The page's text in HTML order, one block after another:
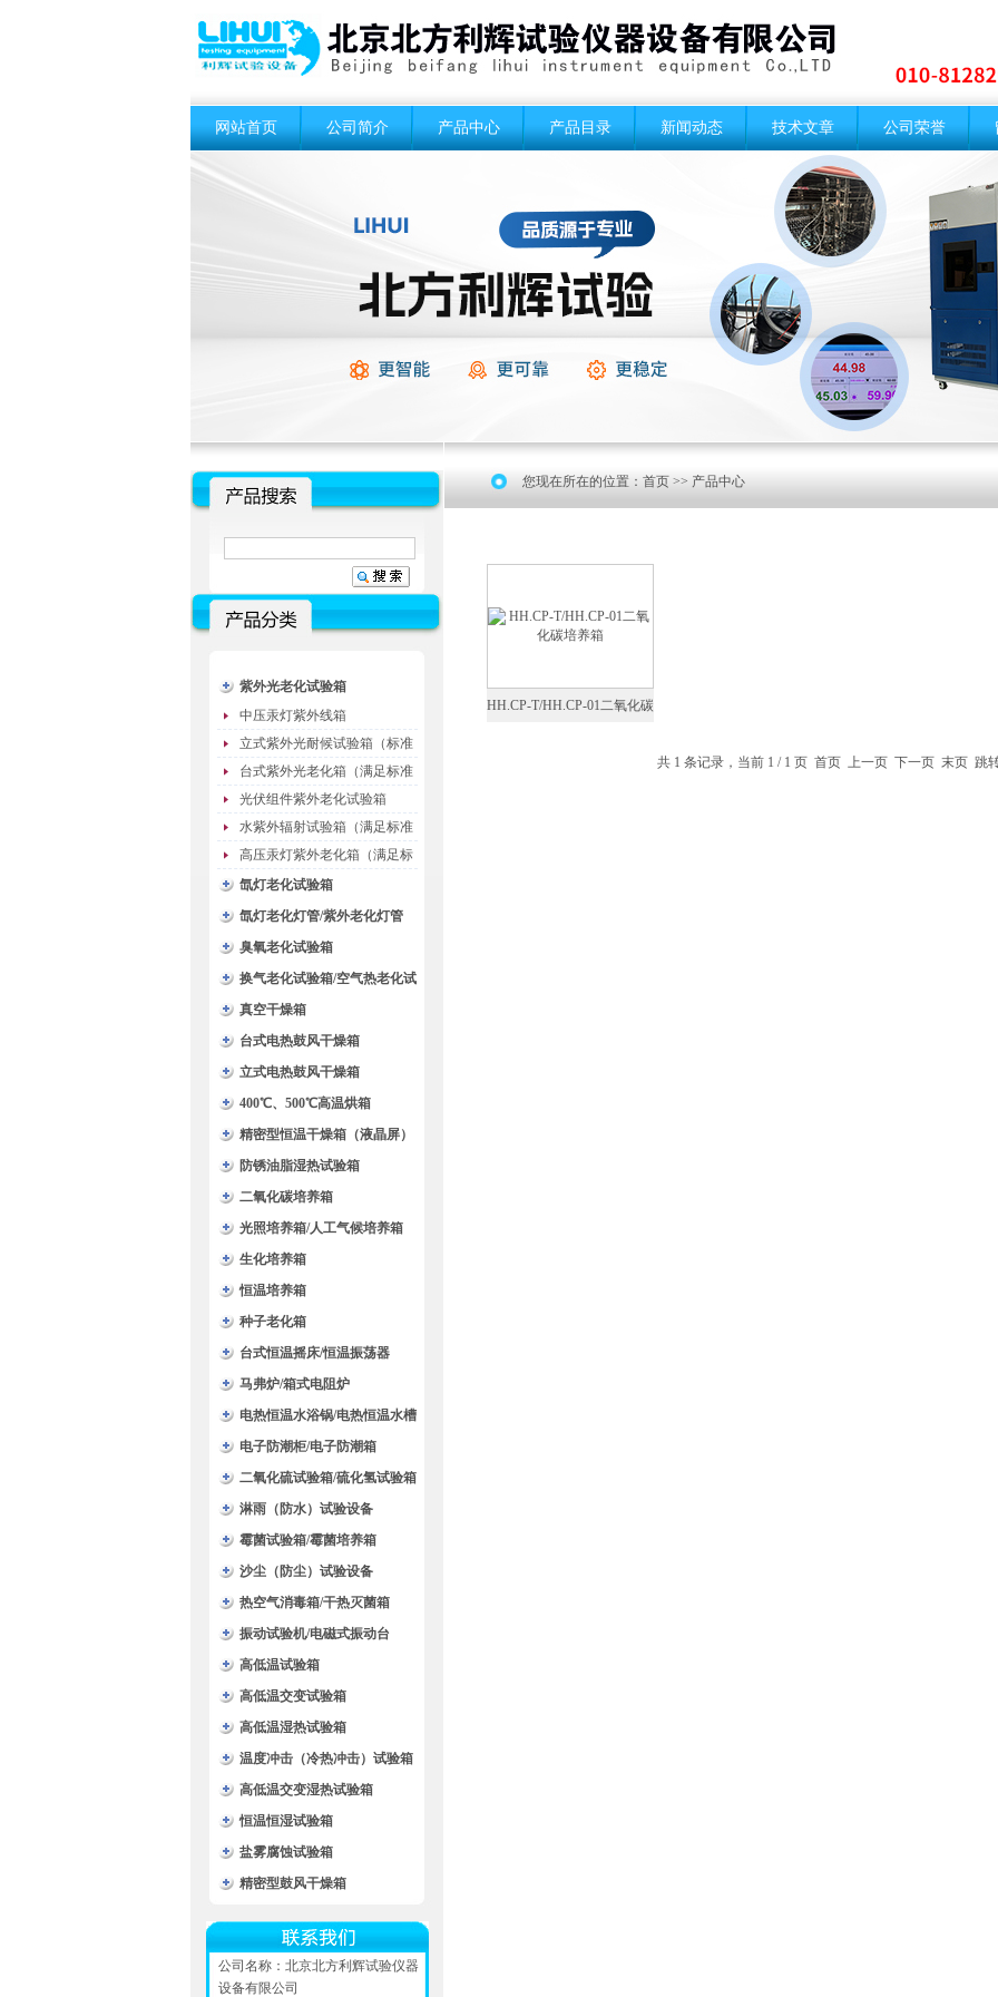
网站首页 公司简介 产品中心 产品目录 新闻动态 技术文章 公司荣誉
紫外光老化试验箱
中压汞灯紫外线箱
立式紫外光耐候试验箱（标准
型）
台式紫外光老化箱（满足标准
GB/T16776）
光伏组件紫外老化试验箱
水紫外辐射试验箱（满足标准
JC485-1992）
高压汞灯紫外老化箱（满足标
准GB/T16777）
氙灯老化试验箱
氙灯老化灯管/紫外老化灯管
（耗材）
臭氧老化试验箱
换气老化试验箱/空气热老化试
验箱
真空干燥箱
台式电热鼓风干燥箱
立式电热鼓风干燥箱
400℃、500℃高温烘箱
精密型恒温干燥箱（液晶屏）
防锈油脂湿热试验箱
二氧化碳培养箱
光照培养箱/人工气候培养箱
生化培养箱
恒温培养箱
种子老化箱
台式恒温摇床/恒温振荡器
马弗炉/箱式电阻炉
电热恒温水浴锅/电热恒温水槽
电子防潮柜/电子防潮箱
二氧化硫试验箱/硫化氢试验箱
淋雨（防水）试验设备
霉菌试验箱/霉菌培养箱
沙尘（防尘）试验设备
热空气消毒箱/干热灭菌箱
振动试验机/电磁式振动台
高低温试验箱
高低温交变试验箱
高低温湿热试验箱
温度冲击（冷热冲击）试验箱
高低温交变湿热试验箱
恒温恒湿试验箱
盐雾腐蚀试验箱
精密型鼓风干燥箱
公司名称：北京北方利辉试验仪器
设备有限公司
您现在所在的位置： 首页 >> 产品中心
HH.CP-T/HH.CP-01二氧化碳
共 1 条记录，当前 1 / 1 页 首页 上一页 下一页 末页 跳